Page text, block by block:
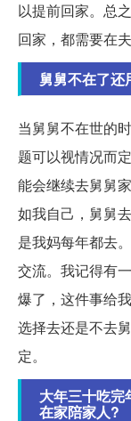
以提前回家。总
回家，都需要在
舅舅不在了还
当舅舅不在世的
题可以视情况而
能会继续去舅舅
如我自己，舅舅
是我妈每年都去
交流。我记得有
爆了，这件事给
选择去还是不去
定。
大年三十吃完
在家陪家人?